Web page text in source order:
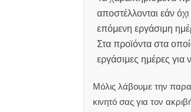
αποστέλλονται εάν
επόμενη εργάσιμη
Στα προϊόντα στα
εργάσιμες ημέρες
Μόλις λάβουμε την
κινητό σας για τον